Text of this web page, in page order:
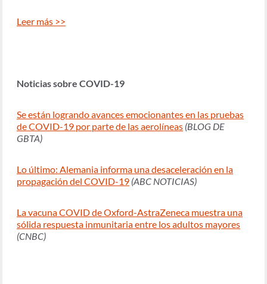
Leer más >>
Noticias sobre COVID-19
Se están logrando avances emocionantes en las pruebas
de COVID-19 por parte de las aerolíneas (BLOG DE
GBTA)
Lo último: Alemania informa una desaceleración en la
propagación del COVID-19 (ABC NOTICIAS)
La vacuna COVID de Oxford-AstraZeneca muestra una
sólida respuesta inmunitaria entre los adultos mayores
(CNBC)